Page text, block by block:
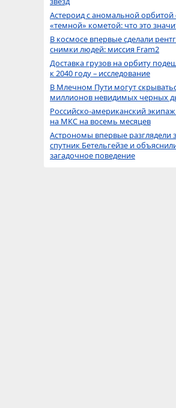
Астероид с аномальной орбитой
«темной» кометой: что это
В космосе впервые сделали
снимки людей: миссия Fram2
Доставка грузов на орбиту
к 2040 году – исследование
В Млечном Пути могут
миллионов невидимых черных
Российско-американский
на МКС на восемь месяцев
Астрономы впервые разглядели
спутник Бетельгейзе и
загадочное поведение